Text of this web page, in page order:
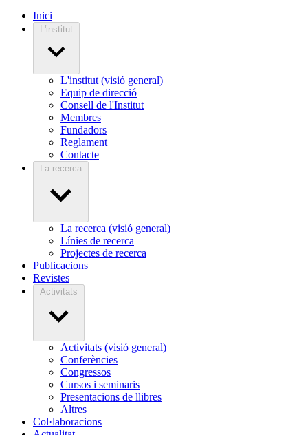
Inici
L'institut
L'institut (visió general)
Equip de direcció
Consell de l'Institut
Membres
Fundadors
Reglament
Contacte
La recerca
La recerca (visió general)
Línies de recerca
Projectes de recerca
Publicacions
Revistes
Activitats
Activitats (visió general)
Conferències
Congressos
Cursos i seminaris
Presentacions de llibres
Altres
Col·laboracions